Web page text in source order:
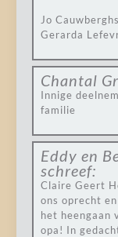
Jo
Gerarda
Chantal
Innige
familie
Eddy en
schreef:
Claire Geert
ons oprecht
het heengaan
opa! In